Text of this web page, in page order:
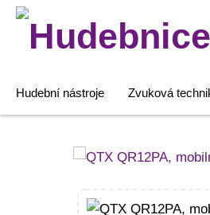
Hledat:
Hudební nástroje Zvuková
QTX
mobilní